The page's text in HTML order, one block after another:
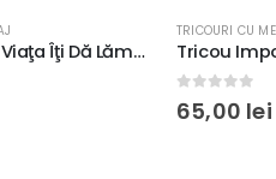
Tricou Când Viaţa Îţi Dă Lămâi, Le Vinzi Şi Îţi Iei Ciocolată, rezistent la spălări, Unisex, regular fit, bumbac 100%, culoare alb/negru
TRICOURI CU
out of 5
65,00lei